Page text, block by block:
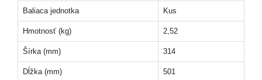
Baliaca jednotka Kus
Hmotnosť (kg) 2,52
Šírka (mm) 314
Dĺžka (mm) 501